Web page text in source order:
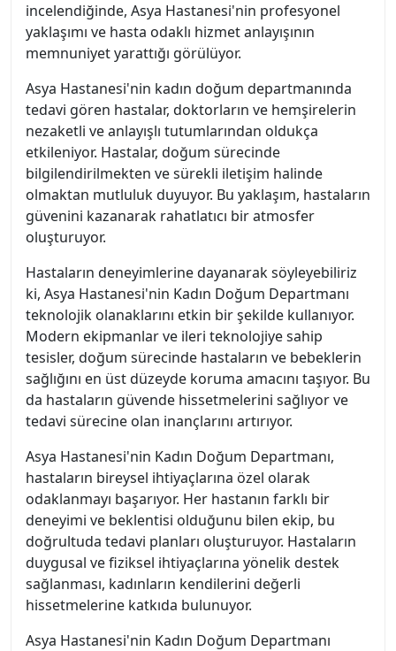
incelendiğinde, Asya Hastanesi'nin profesyonel
yaklaşımı ve hasta odaklı hizmet anlayışının
memnuniyet yarattığı görülüyor.
Asya Hastanesi'nin kadın doğum departmanında
tedavi gören hastalar, doktorların ve hemşirelerin
nezaketli ve anlayışlı tutumlarından oldukça
etkileniyor. Hastalar, doğum sürecinde
bilgilendirilmekten ve sürekli iletişim halinde
olmaktan mutluluk duyuyor. Bu yaklaşım, hastaların
güvenini kazanarak rahatlatıcı bir atmosfer
oluşturuyor.
Hastaların deneyimlerine dayanarak söyleyebiliriz
ki, Asya Hastanesi'nin Kadın Doğum Departmanı
teknolojik olanaklarını etkin bir şekilde kullanıyor.
Modern ekipmanlar ve ileri teknolojiye sahip
tesisler, doğum sürecinde hastaların ve bebeklerin
sağlığını en üst düzeyde koruma amacını taşıyor. Bu
da hastaların güvende hissetmelerini sağlıyor ve
tedavi sürecine olan inançlarını artırıyor.
Asya Hastanesi'nin Kadın Doğum Departmanı,
hastaların bireysel ihtiyaçlarına özel olarak
odaklanmayı başarıyor. Her hastanın farklı bir
deneyimi ve beklentisi olduğunu bilen ekip, bu
doğrultuda tedavi planları oluşturuyor. Hastaların
duygusal ve fiziksel ihtiyaçlarına yönelik destek
sağlanması, kadınların kendilerini değerli
hissetmelerine katkıda bulunuyor.
Asya Hastanesi'nin Kadın Doğum Departmanı